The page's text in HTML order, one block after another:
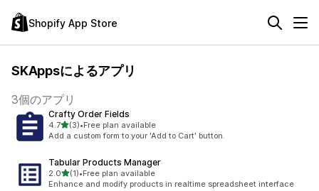
Shopify App Store
SKAppsによるアプリ
3個のアプリ
Crafty Order Fields
4.75つ星中
(3)
合計レビュー数：3件
•Free plan available
Add a custom form to your 'Add to Cart' button.
Tabular Products Manager
2.05つ星中
(1)
合計レビュー数：1件
•Free plan available
Enhance and modify products in realtime spreadsheet interface